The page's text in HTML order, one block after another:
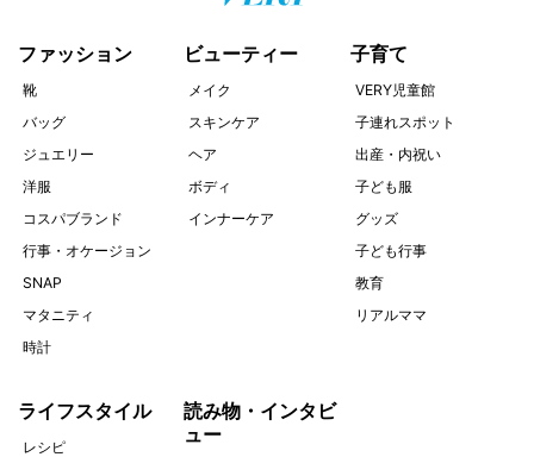
ファッション
靴
バッグ
ジュエリー
洋服
コスパブランド
行事・オケージョン
SNAP
マタニティ
時計
ビューティー
メイク
スキンケア
ヘア
ボディ
インナーケア
子育て
VERY児童館
子連れスポット
出産・内祝い
子ども服
グッズ
子ども行事
教育
リアルママ
ライフスタイル
レシピ
読み物・インタビ
ュー